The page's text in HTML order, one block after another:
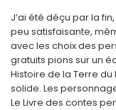
J’ai été déçu par la
peu satisfaisante,
avec les choix des
gratuits pions sur un
Histoire de la Terre du
solide. Les
Le Livre des contes